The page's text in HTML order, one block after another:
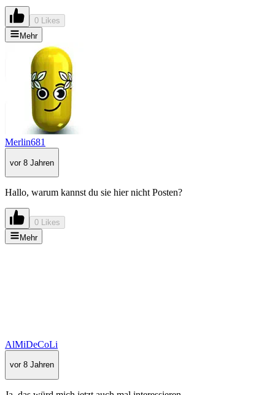
0 Likes
Mehr
Merlin681
vor 8 Jahren
Hallo, warum kannst du sie hier nicht Posten?
0 Likes
Mehr
AlMiDeCoLi
vor 8 Jahren